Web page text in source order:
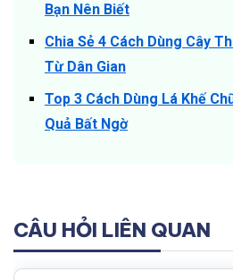
Bạn Nên Biết
Chia Sẻ 4 Cách Dùng Cây
Từ Dân Gian
Top 3 Cách Dùng Lá Khế
Quả Bất Ngờ
CÂU HỎI LIÊN QUAN